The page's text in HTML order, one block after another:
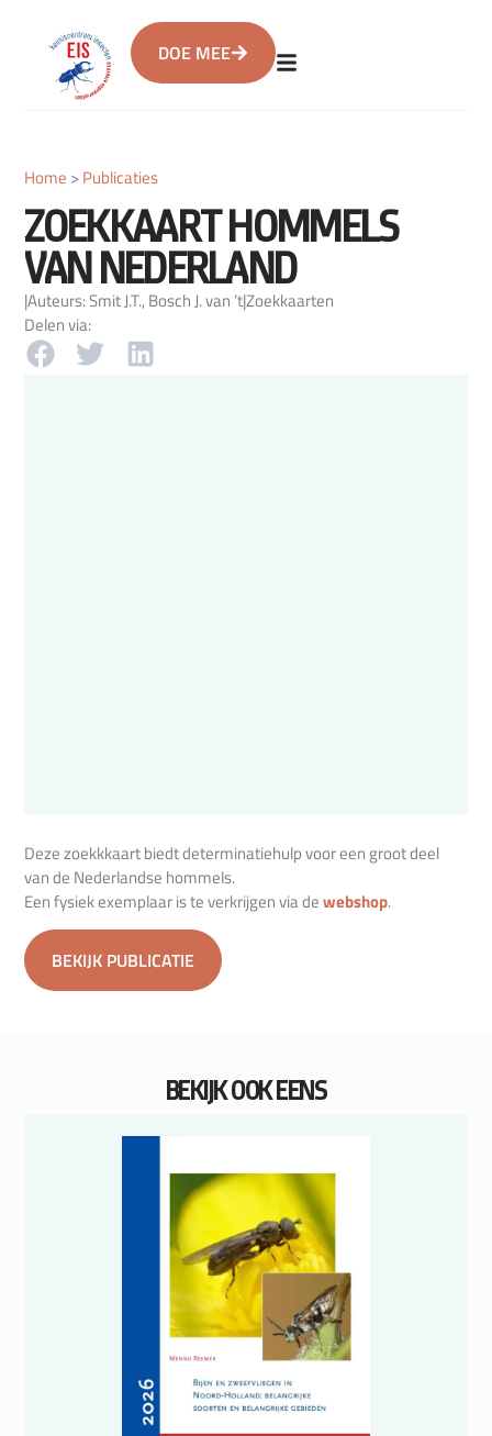
DOE MEE
Home >Publicaties
ZOEKKAART HOMMELS
VAN NEDERLAND
|Auteurs: Smit J.T., Bosch J. van ’t|Zoekkaarten
Delen via:
Deze zoekkkaart biedt determinatiehulp voor een groot deel
van de Nederlandse hommels.
Een fysiek exemplaar is te verkrijgen via dewebshop.
BEKIJK PUBLICATIE
BEKIJK OOK EENS